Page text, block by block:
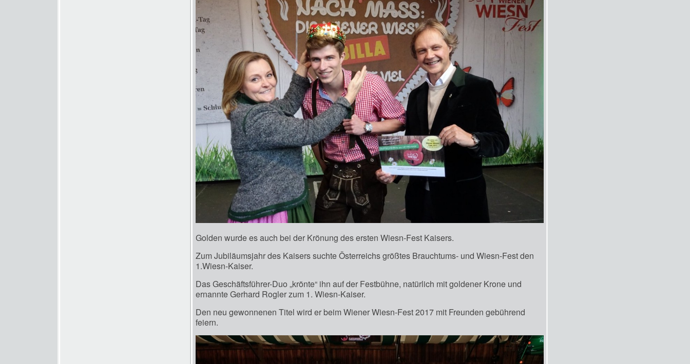
Golden wurde es auch bei der Krönung des ersten Wiesn-Fest Kaisers.
Zum Jubiläumsjahr des Kaisers suchte Österreichs größtes Brauchtums- und Wiesn-Fest den
1.Wiesn-Kaiser.
Das Geschäftsführer-Duo „krönte“ ihn auf der Festbühne, natürlich mit goldener Krone und
ernannte Gerhard Rogler zum 1. Wiesn-Kaiser.
Den neu gewonnenen Titel wird er beim Wiener Wiesn-Fest 2017 mit Freunden gebührend
feiern.